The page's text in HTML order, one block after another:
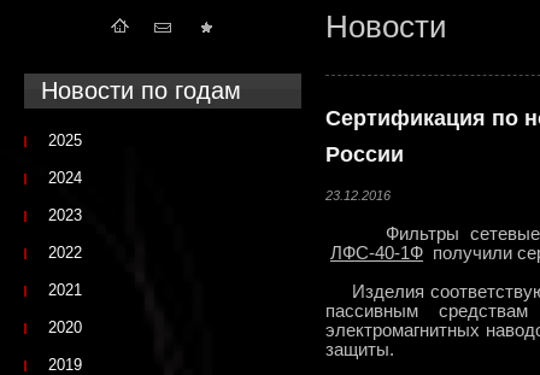
Новости
Сертификация по
России
23.12.2016
Фильтры сетевые
ЛФС-40-1Ф получили
Изделия
пассивным
электромагнитных
защиты.
Новости по годам
2025
2024
2023
2022
2021
2020
2019